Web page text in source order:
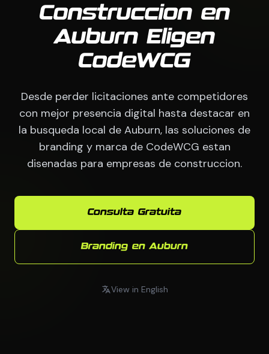
Construccion en
Auburn Eligen
CodeWCG
Desde perder licitaciones ante competidores
con mejor presencia digital hasta destacar en
la busqueda local de Auburn, las soluciones de
branding y marca de CodeWCG estan
disenadas para empresas de construccion.
Consulta Gratuita
Branding en Auburn
View in English